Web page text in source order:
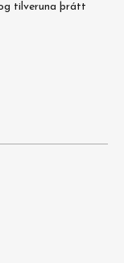
tilveruna þrátt